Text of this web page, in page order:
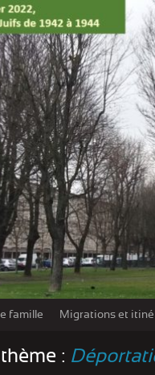
famille Migrations et
Les
: